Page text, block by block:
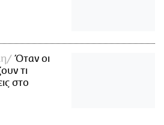
Όταν οι
τι
στο